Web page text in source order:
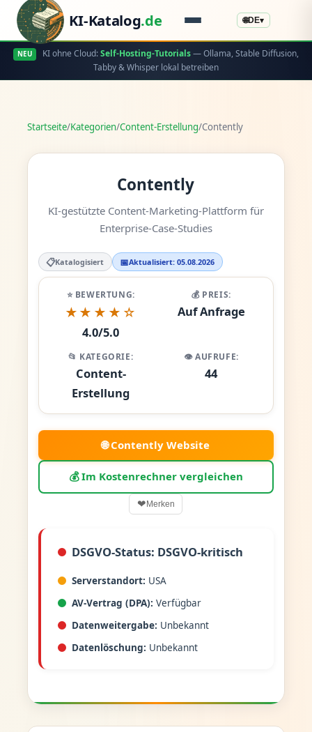
KI-Katalog.de 🌐DE▾
NEU KI ohne Cloud:Self-Hosting-Tutorials— Ollama, Stable Diffusion,
Tabby & Whisper lokal betreiben
Startseite/Kategorien/Content-Erstellung/Contently
Contently
KI-gestützte Content-Marketing-Plattform für
Enterprise-Case-Studies
📋Katalogisiert 📅Aktualisiert: 05.08.2026
⭐ BEWERTUNG:
★★★★☆
4.0/5.0
💰 PREIS:
Auf Anfrage
📂 KATEGORIE:
Content-
Erstellung
👁️ AUFRUFE:
44
🌐 Contently Website
💰 Im Kostenrechner vergleichen
❤Merken
DSGVO-Status: DSGVO-kritisch
Serverstandort: USA
AV-Vertrag (DPA): Verfügbar
Datenweitergabe: Unbekannt
Datenlöschung: Unbekannt